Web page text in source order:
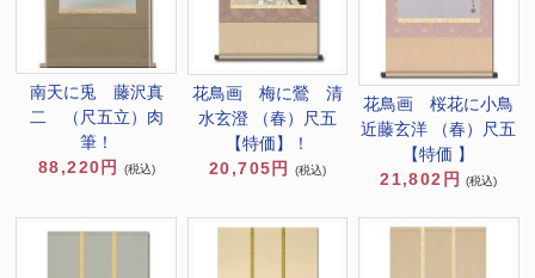
南天に兎 藤沢真
二 （尺五立）肉
筆！
88,220円
(税込)
花鳥画 梅に鶯 清
水玄澄 （春）尺五
【特価】！
20,705円
(税込)
花鳥画 桜花に小鳥
近藤玄洋 （春）尺五
【特価 】
21,802円
(税込)